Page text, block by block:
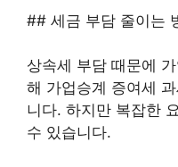
## 세금 부담 줄이는
상속세 부담 때문에
해 가업승계 증여세
니다. 하지만 복잡한
수 있습니다.